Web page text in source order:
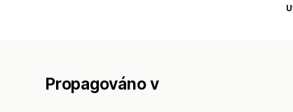
Propagováno v